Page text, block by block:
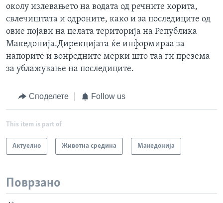
околу излевањето на водата од речните корита,
свлечиштата и одроните, како и за последиците од
овие појави на целата територија на Република
Македонија.Дирекцијата ќе информираа за
напорите и вонредните мерки што таа ги презема
за ублажување на последиците.
Споделете Follow us
This item is part of
Актуелно Животна средина Македонија
Поврзано